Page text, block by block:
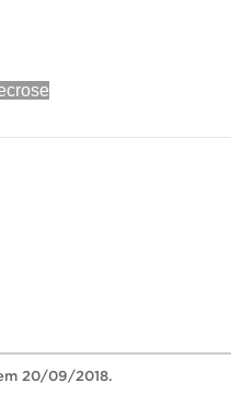
20/09/2018.